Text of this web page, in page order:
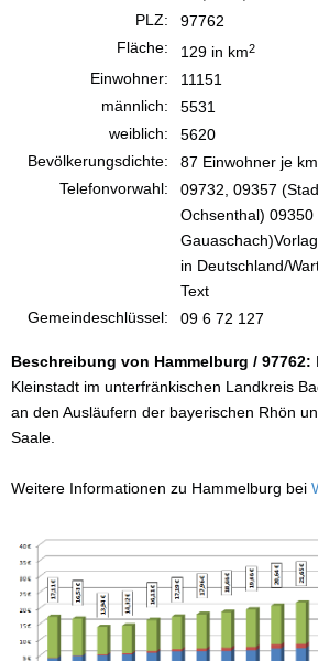
PLZ:
97762
Fläche:
129 in km2
Einwohner:
11151
männlich:
5531
weiblich:
5620
Bevölkerungsdichte:
87 Einwohner je
Telefonvorwahl:
09732, 09357
Ochsenthal) 09350
in Deutschland/
Text
Gemeindeschlüssel:
09 6 72 127
Beschreibung von Hammelburg / 97762:
Kleinstadt im unterfränkischen Landkreis
an den Ausläufern der bayerischen Rhön
Saale.
Weitere Informationen zu Hammelburg bei